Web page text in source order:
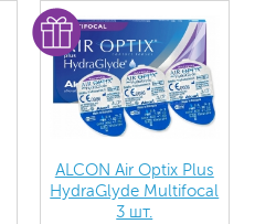
ALCON Air Optix Plus
HydraGlyde Multifocal
3 шт.